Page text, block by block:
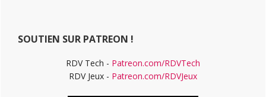
SOUTIEN SUR PATREON !
RDV Tech - Patreon.com/RDVTech
RDV Jeux - Patreon.com/RDVJeux